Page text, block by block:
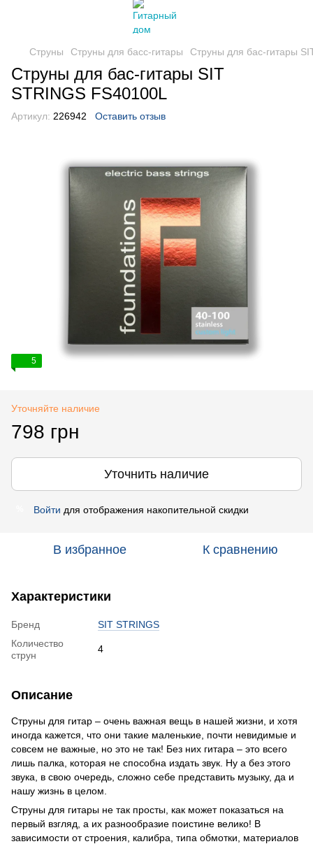
Струны Струны для басс-гитары Струны для бас-гитары
Струны для бас-гитары SIT
STRINGS FS40100L
Артикул: 226942 Оставить отзыв
5
Уточняйте наличие
798 грн
Уточнить наличие
Войти для отображения накопительной скидки
В избранное К сравнению
Характеристики
Бренд
SIT STRINGS
Количество
струн
4
Описание
Струны для гитар – очень важная вещь в нашей жизни, и хотя
иногда кажется, что они такие маленькие, почти невидимые и
совсем не важные, но это не так! Без них гитара – это всего
лишь палка, которая не способна издать звук. Ну а без этого
звука, в свою очередь, сложно себе представить музыку, да и
нашу жизнь в целом.
Струны для гитары не так просты, как может показаться на
первый взгляд, а их разнообразие поистине велико! В
зависимости от строения, калибра, типа обмотки, материалов